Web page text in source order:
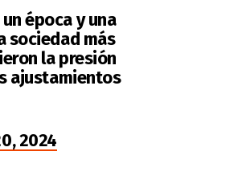
época y una
sociedad más
la presión
ajustamientos
2024